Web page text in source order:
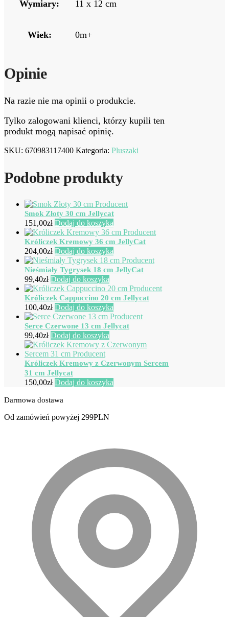
Wymiary: 11 x 12 cm
Wiek: 0m+
Opinie
Na razie nie ma opinii o produkcie.
Tylko zalogowani klienci, którzy kupili ten
produkt mogą napisać opinię.
SKU: 670983117400 Kategoria: Pluszaki
Podobne produkty
Smok Złoty 30 cm Jellycat
151,00zł Dodaj do koszyka
Króliczek Kremowy 36 cm JellyCat
204,00zł Dodaj do koszyka
Nieśmiały Tygrysek 18 cm JellyCat
99,40zł Dodaj do koszyka
Króliczek Cappuccino 20 cm Jellycat
100,40zł Dodaj do koszyka
Serce Czerwone 13 cm Jellycat
99,40zł Dodaj do koszyka
Króliczek Kremowy z Czerwonym Sercem
31 cm Jellycat
150,00zł Dodaj do koszyka
Darmowa dostawa
Od zamówień powyżej 299PLN